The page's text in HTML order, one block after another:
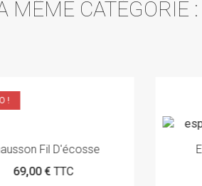
MÊME CATÉGORIE :
!
Fil D'écosse
69,00 € TTC